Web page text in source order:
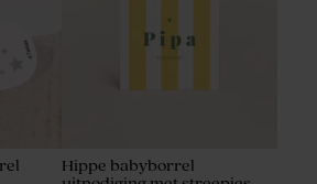
Hippe babyborrel